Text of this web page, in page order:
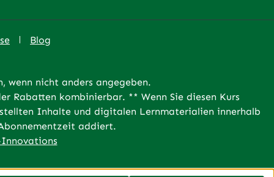
Blog
wenn nicht anders angegeben.
Rabatten kombinierbar. ** Wenn Sie diesen Kurs
Inhalte und digitalen Lernmaterialien innerhalb
addiert.